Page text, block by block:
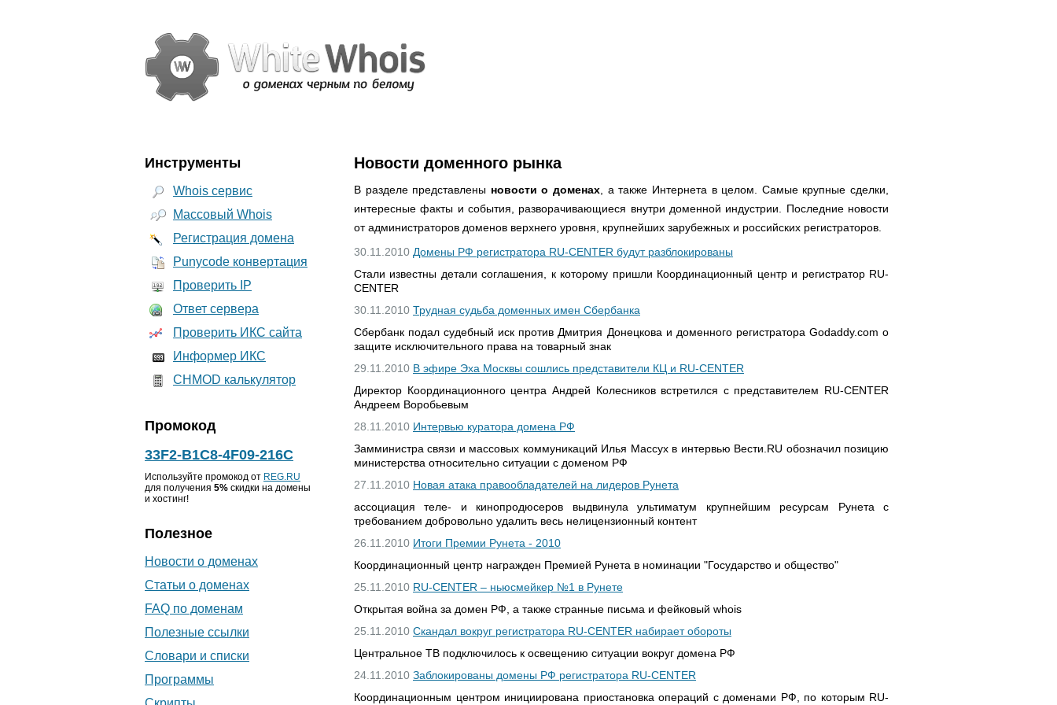
Новости доменного рынка
В разделе представлены новости о доменах , а также Интернета в целом. Самые крупные сделки,
интересные факты и события, разворачивающиеся внутри доменной индустрии. Последние новости
от администраторов доменов верхнего уровня, крупнейших зарубежных и российских регистраторов.
30.11.2010 Домены РФ регистратора RU-CENTER будут разблокированы
Стали известны детали соглашения, к которому пришли Координационный центр и регистратор RU-
CENTER
30.11.2010 Трудная судьба доменных имен Сбербанка
Сбербанк подал судебный иск против Дмитрия Донецкова и доменного регистратора Godaddy.com о
защите исключительного права на товарный знак
29.11.2010 В эфире Эха Москвы сошлись представители КЦ и RU-CENTER
Директор Координационного центра Андрей Колесников встретился с представителем RU-CENTER
Андреем Воробьевым
28.11.2010 Интервью куратора домена РФ
Замминистра связи и массовых коммуникаций Илья Массух в интервью Вести.RU обозначил позицию
министерства относительно ситуации с доменом РФ
27.11.2010 Новая атака правообладателей на лидеров Рунета
ассоциация теле- и кинопродюсеров выдвинула ультиматум крупнейшим ресурсам Рунета с
требованием добровольно удалить весь нелицензионный контент
26.11.2010 Итоги Премии Рунета - 2010
Координационный центр награжден Премией Рунета в номинации "Государство и общество"
25.11.2010 RU-CENTER – ньюсмейкер №1 в Рунете
Открытая война за домен РФ, а также странные письма и фейковый whois
25.11.2010 Скандал вокруг регистратора RU-CENTER набирает обороты
Центральное ТВ подключилось к освещению ситуации вокруг домена РФ
24.11.2010 Заблокированы домены РФ регистратора RU-CENTER
Координационным центром инициирована приостановка операций с доменами РФ, по которым RU-
Инструменты
Whois сервис
Массовый Whois
Регистрация домена
Punycode конвертация
Проверить IP
Ответ сервера
Проверить ИКС сайта
Информер ИКС
CHMOD калькулятор
Промокод
33F2-B1C8-4F09-216C
Используйте промокод от REG.RU
для получения 5% скидки на домены
и хостинг!
Полезное
Новости о доменах
Статьи о доменах
FAQ по доменам
Полезные ссылки
Словари и списки
Программы